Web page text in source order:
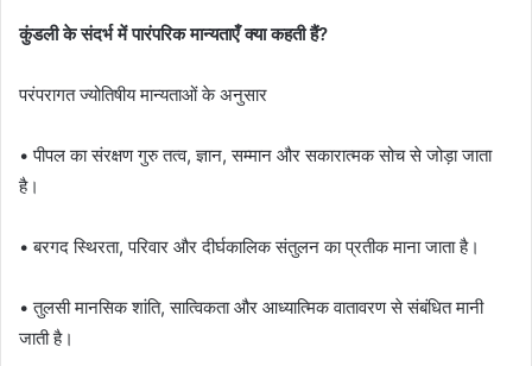
कुंडली के संदर्भ में पारंपरिक मान्यताएँ क्या कहती हैं?
परंपरागत ज्योतिषीय मान्यताओं के अनुसार
• पीपल का संरक्षण गुरु तत्व, ज्ञान, सम्मान और सकारात्मक सोच से जोड़ा जाता
है।
• बरगद स्थिरता, परिवार और दीर्घकालिक संतुलन का प्रतीक माना जाता है।
• तुलसी मानसिक शांति, सात्विकता और आध्यात्मिक वातावरण से संबंधित मानी
जाती है।